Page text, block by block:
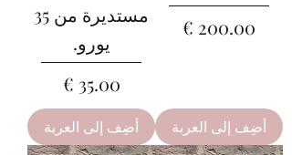
السعر
أضِف إلى العربة
مستديرة من 35
يورو.
السعر
أضِف إلى العربة